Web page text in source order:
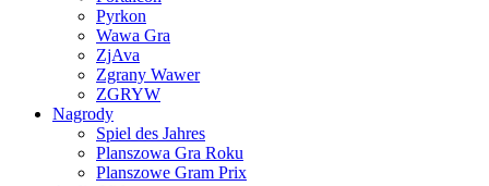
Pyrkon
Wawa Gra
ZjAva
Zgrany Wawer
ZGRYW
Nagrody
Spiel des Jahres
Planszowa Gra Roku
Planszowe Gram Prix